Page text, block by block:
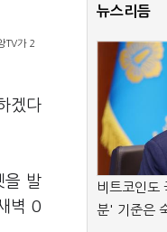
TV가 2
겠다
을 발
벽 0
뉴스리듬
비트코인도
분' 기준은